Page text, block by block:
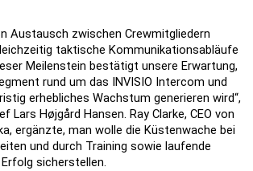
Austausch zwischen Crewmitgliedern
taktische Kommunikationsabläufe
Meilenstein bestätigt unsere Erwartung,
rund um das INVISIO Intercom und
erhebliches Wachstum generieren wird“,
Lars Højgård Hansen. Ray Clarke, CEO von
ergänzte, man wolle die Küstenwache bei
und durch Training sowie laufende
sicherstellen.